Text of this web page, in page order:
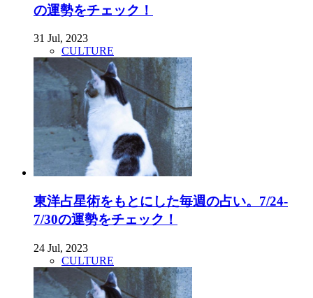
の運勢をチェック！
31 Jul, 2023
CULTURE
東洋占星術をもとにした毎週の占い。7/24-
7/30の運勢をチェック！
24 Jul, 2023
CULTURE